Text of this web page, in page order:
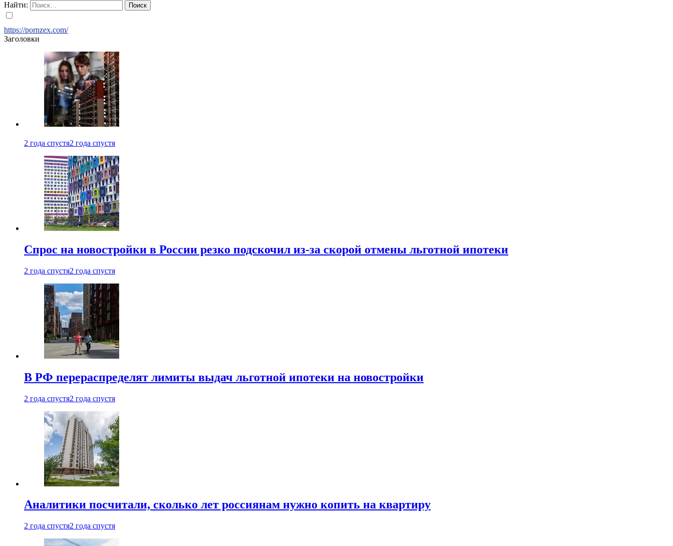
Найти:
https://pornzex.com/
Заголовки
2 года спустя2 года спустя
Спрос на новостройки в России резко подскочил из-за скорой отмены льготной ипотеки
2 года спустя2 года спустя
В РФ перераспределят лимиты выдач льготной ипотеки на новостройки
2 года спустя2 года спустя
Аналитики посчитали, сколько лет россиянам нужно копить на квартиру
2 года спустя2 года спустя